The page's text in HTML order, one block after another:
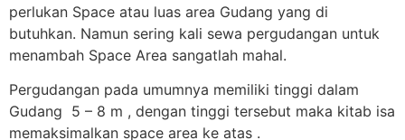
perlukan Space atau luas area Gudang yang di
butuhkan. Namun sering kali sewa pergudangan untuk
menambah Space Area sangatlah mahal.
Pergudangan pada umumnya memiliki tinggi dalam
Gudang 5 – 8 m , dengan tinggi tersebut maka kitab isa
memaksimalkan space area ke atas .